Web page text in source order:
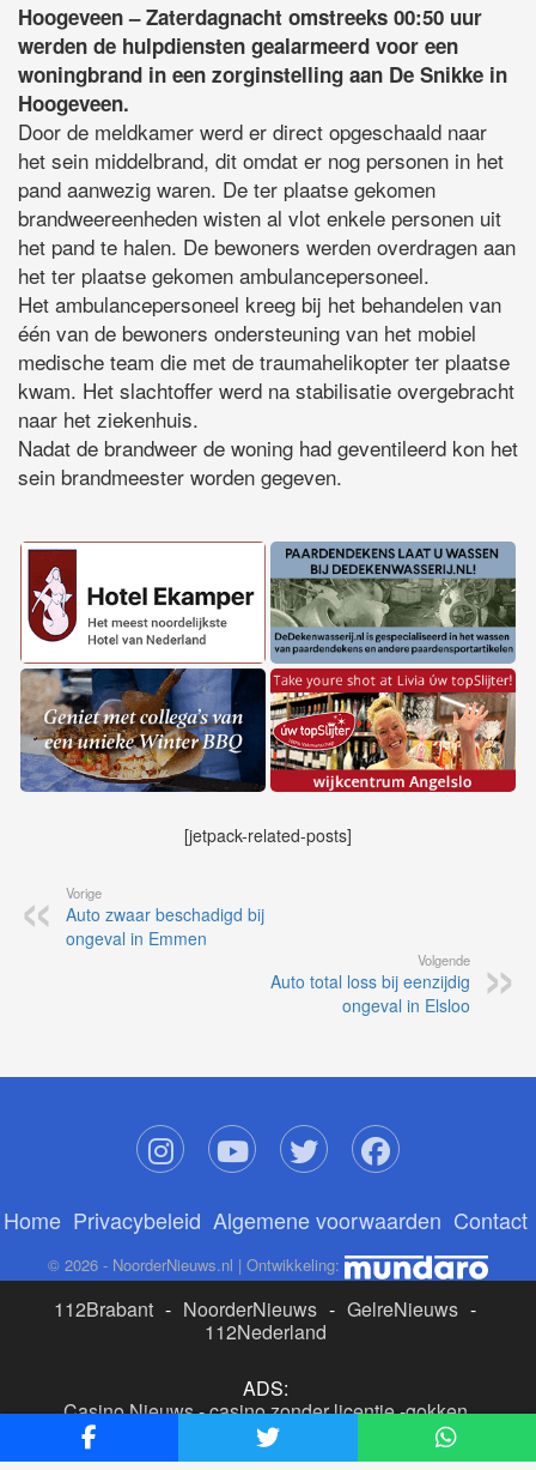
Hoogeveen – Zaterdagnacht omstreeks 00:50 uur
werden de hulpdiensten gealarmeerd voor een
woningbrand in een zorginstelling aan De Snikke in
Hoogeveen.
Door de meldkamer werd er direct opgeschaald naar
het sein middelbrand, dit omdat er nog personen in het
pand aanwezig waren. De ter plaatse gekomen
brandweereenheden wisten al vlot enkele personen uit
het pand te halen. De bewoners werden overdragen aan
het ter plaatse gekomen ambulancepersoneel.
Het ambulancepersoneel kreeg bij het behandelen van
één van de bewoners ondersteuning van het mobiel
medische team die met de traumahelikopter ter plaatse
kwam. Het slachtoffer werd na stabilisatie overgebracht
naar het ziekenhuis.
Nadat de brandweer de woning had geventileerd kon het
sein brandmeester worden gegeven.
[jetpack-related-posts]
Vorige
Auto zwaar beschadigd bij
ongeval in Emmen
Volgende
Auto total loss bij eenzijdig
ongeval in Elsloo
Home Privacybeleid Algemene voorwaarden Contact
© 2026 - NoorderNieuws.nl | Ontwikkeling:
112Brabant - NoorderNieuws - GelreNieuws -
112Nederland
ADS:
Casino Nieuws-casino zonder licentie-gokken
buitenlandse site
beste online casino nederland